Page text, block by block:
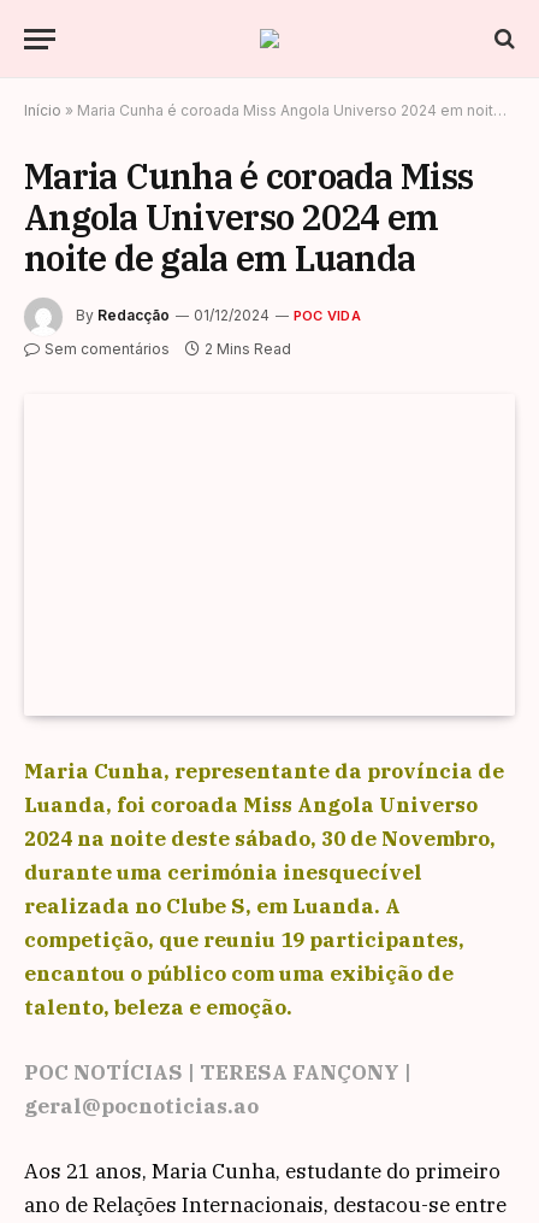
Início » Maria Cunha é coroada Miss Angola Universo 2024 em noite de gala em Luanda
Maria Cunha é coroada Miss
Angola Universo 2024 em
noite de gala em Luanda
By Redacção 01/12/2024 POC VIDA
Sem comentários 2 Mins Read
Maria Cunha, representante da província de
Luanda, foi coroada Miss Angola Universo
2024 na noite deste sábado, 30 de Novembro,
durante uma cerimónia inesquecível
realizada no Clube S, em Luanda. A
competição, que reuniu 19 participantes,
encantou o público com uma exibição de
talento, beleza e emoção.
POC NOTÍCIAS | TERESA FANÇONY |
geral@pocnoticias.ao
Aos 21 anos, Maria Cunha, estudante do primeiro
ano de Relações Internacionais, destacou-se entre